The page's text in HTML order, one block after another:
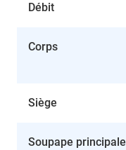
Débit
Corps
Siège
Soupape principale